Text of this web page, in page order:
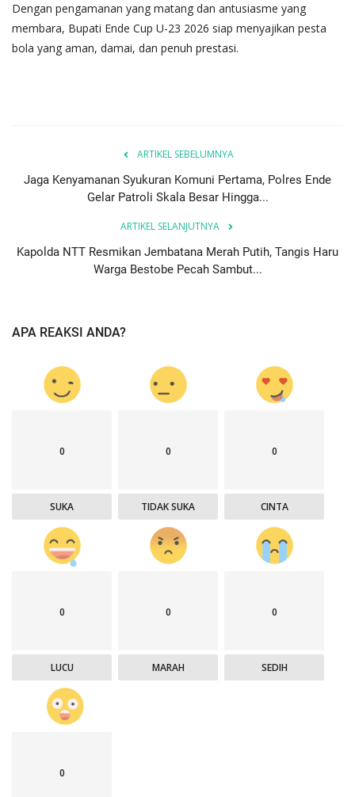
​Dengan pengamanan yang matang dan antusiasme yang
membara, Bupati Ende Cup U-23 2026 siap menyajikan pesta
bola yang aman, damai, dan penuh prestasi.
ARTIKEL SEBELUMNYA
Jaga Kenyamanan Syukuran Komuni Pertama, Polres Ende
Gelar Patroli Skala Besar Hingga...
ARTIKEL SELANJUTNYA
Kapolda NTT Resmikan Jembatana Merah Putih, Tangis Haru
Warga Bestobe Pecah Sambut...
APA REAKSI ANDA?
0
SUKA
0
TIDAK SUKA
0
CINTA
0
LUCU
0
MARAH
0
SEDIH
0